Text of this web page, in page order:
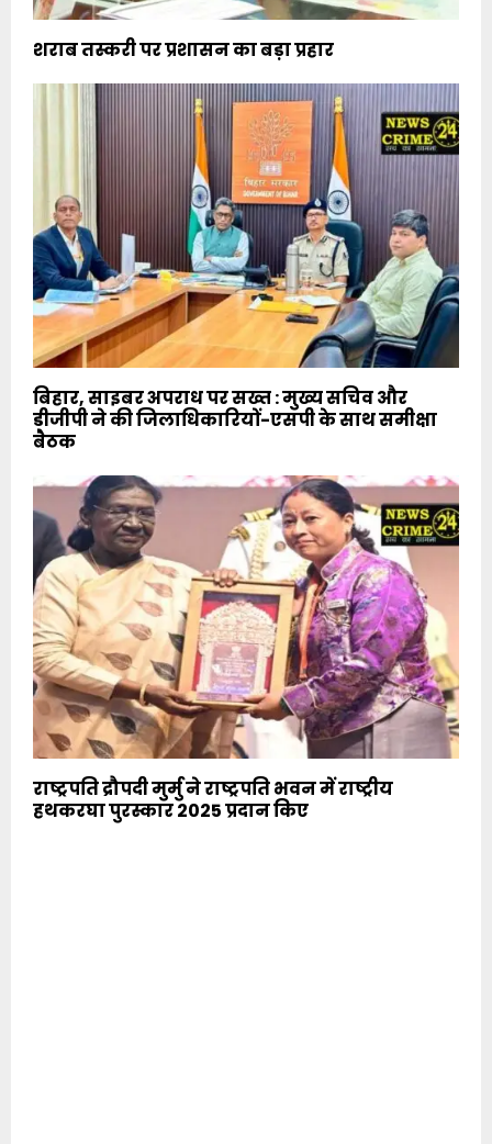
शराब तस्करी पर प्रशासन का बड़ा प्रहार
बिहार, साइबर अपराध पर सख्त : मुख्य सचिव और
डीजीपी ने की जिलाधिकारियों-एसपी के साथ समीक्षा
बैठक
राष्ट्रपति द्रौपदी मुर्मु ने राष्ट्रपति भवन में राष्ट्रीय
हथकरघा पुरस्कार 2025 प्रदान किए